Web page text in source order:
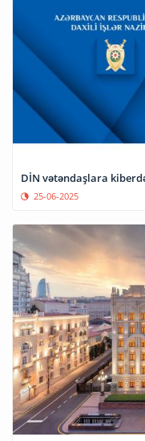
DİN vətəndaşlara
25-06-2025